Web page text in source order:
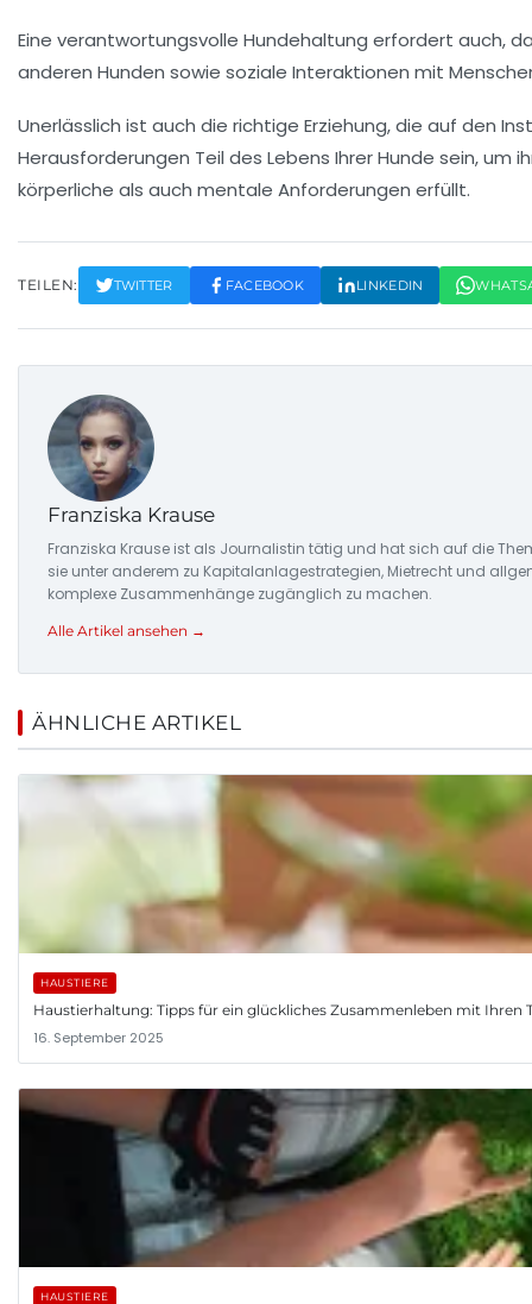
Eine verantwortungsvolle Hundehaltung erfordert auch,
anderen Hunden sowie soziale Interaktionen mit
Unerlässlich ist auch die richtige Erziehung, die auf den
Herausforderungen Teil des Lebens Ihrer Hunde sein,
körperliche als auch mentale Anforderungen erfüllt.
TEILEN: TWITTER FACEBOOK LINKEDIN
Franziska Krause
Franziska Krause ist als Journalistin tätig und hat sich auf die
sie unter anderem zu Kapitalanlagestrategien, Mietrecht und
komplexe Zusammenhänge zugänglich zu machen.
Alle Artikel ansehen →
ÄHNLICHE ARTIKEL
HAUSTIERE
Haustierhaltung: Tipps für ein glückliches Zusammenleben mit Ihren
16. September 2025
HAUSTIERE